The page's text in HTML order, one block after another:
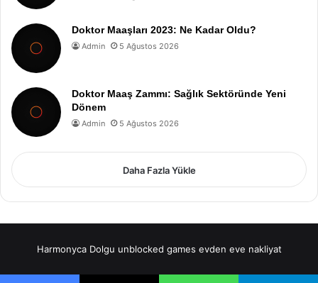
Doktor Maaşları 2023: Ne Kadar Oldu?
Admin 5 Ağustos 2026
Doktor Maaş Zammı: Sağlık Sektöründe Yeni
Dönem
Admin 5 Ağustos 2026
Daha Fazla Yükle
Harmonyca Dolgu unblocked games evden eve nakliyat